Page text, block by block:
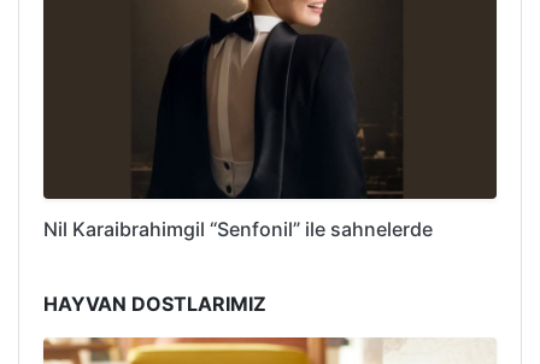
Nil Karaibrahimgil “Senfonil” ile sahnelerde
HAYVAN DOSTLARIMIZ